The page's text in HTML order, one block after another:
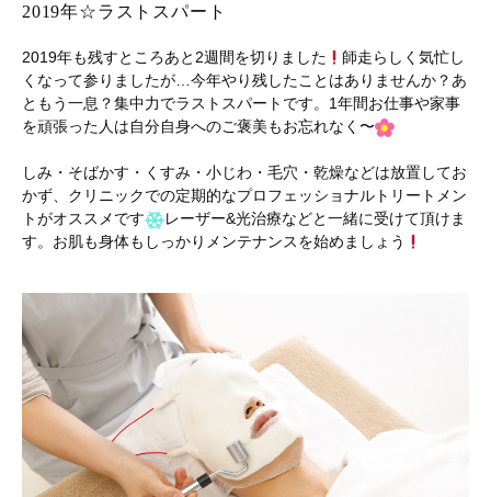
2019年☆ラストスパート
2019年も残すところあと2週間を切りました
師走らしく気忙し
くなって参りましたが…今年やり残したことはありませんか？あ
ともう一息？集中力でラストスパートです。1年間お仕事や家事
を頑張った人は自分自身へのご褒美もお忘れなく〜
しみ・そばかす・くすみ・小じわ・毛穴・乾燥などは放置してお
かず、クリニックでの定期的なプロフェッショナルトリートメン
トがオススメです
レーザー&光治療などと一緒に受けて頂けま
す。お肌も身体もしっかりメンテナンスを始めましょう